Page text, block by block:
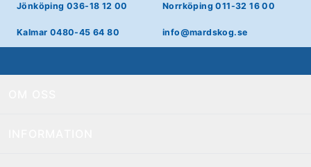
Jönköping 036-18 12 00 Norrköping 011-32 16 00
Kalmar 0480-45 64 80 info@mardskog.se